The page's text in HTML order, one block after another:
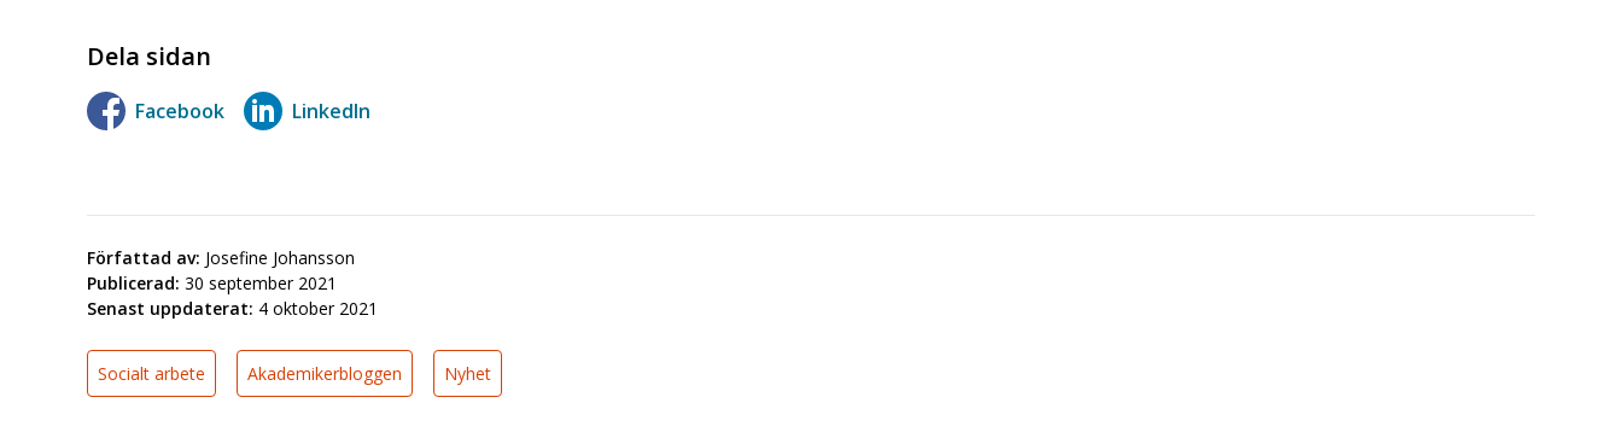
Dela sidan
Facebook LinkedIn
Författad av: Josefine Johansson
Publicerad: 30 september 2021
Senast uppdaterat: 4 oktober 2021
Socialt arbete Akademikerbloggen Nyhet